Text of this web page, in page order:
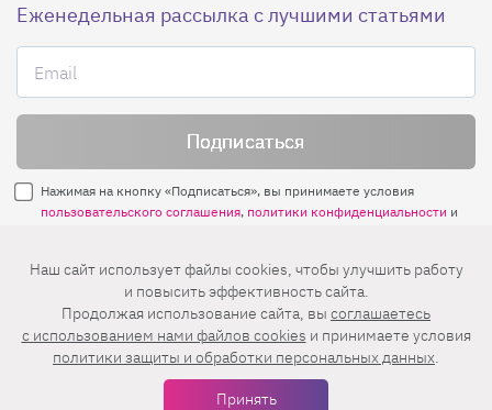
Еженедельная рассылка с лучшими статьями
Нажимая на кнопку «Подписаться», вы принимаете условия
пользовательского соглашения, политики конфиденциальности и
Нашли ошибку? Выделите ее и нажмите
Ctrl+Enter
© 2026 АО «БКМ», ОГРН 1027739494584, ИНН 7705056238
127018, Москва, ул. Полковая, д. 3, стр. 4, помещение I, комн. 23
Наш сайт использует файлы cookies, чтобы улучшить работу
и повысить эффективность сайта.
Продолжая использование сайта, вы соглашаетесь
c использованием нами файлов cookies и принимаете условия
политики защиты и обработки персональных данных.
Принять